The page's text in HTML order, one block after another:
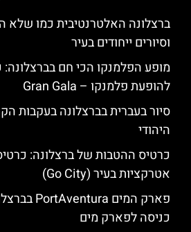
ברצלונה האלטרנטיבית כמו שלא
וסיורים ייחודים בעיר
מופע הפלמנקו הכי חם בברצלונה:
להופעת פלמנקו – Gran Gala
סיור בעברית בברצלונה בעקבות
היהודי
כרטיס ההטבות של ברצלונה:
אטרקציות בעיר (Go City)
כניסה לפארק מים